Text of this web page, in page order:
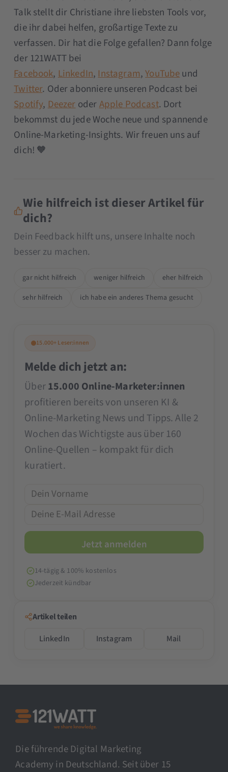
Talk stellt dir Christiane ihre liebsten Tools vor,
die ihr dabei helfen, großartige Texte zu
verfassen. Dir hat die Folge gefallen? Dann folge
der 121WATT bei
Facebook, LinkedIn,Instagram,YouTubeund
Twitter. Oder abonniere unseren Podcast bei
Spotify, DeezeroderApple Podcast. Dort
bekommst du jede Woche neue und spannende
Online-Marketing-Insights. Wir freuen uns auf
dich! 🧡
Wie hilfreich ist dieser Artikel für
dich?
Dein Feedback hilft uns, unsere Inhalte noch
besser zu machen.
gar nicht hilfreich weniger hilfreich
eher hilfreich
sehr hilfreich
ich habe ein anderes Thema gesucht
15.000+ Leser:innen
Melde dich jetzt an:
Über15.000 Online-Marketer:innen
profitieren bereits von unseren KI &
Online-Marketing News und Tipps. Alle 2
Wochen das Wichtigste aus über 160
Online-Quellen – kompakt für dich
kuratiert.
14-tägig & 100% kostenlos
Jederzeit kündbar
Artikel teilen
LinkedIn
Instagram Mail
Die führende Digital Marketing
Academy in Deutschland. Seit über 15